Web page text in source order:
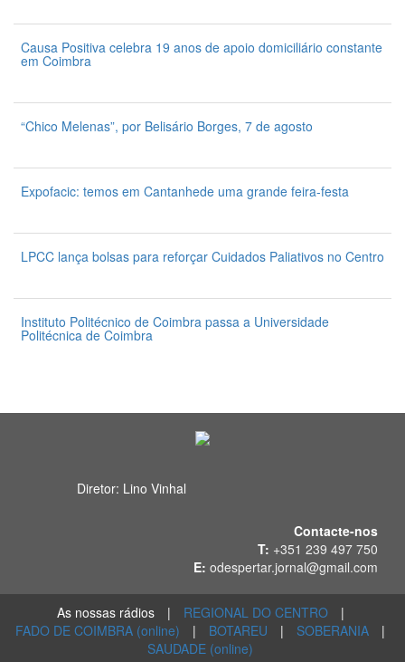
Causa Positiva celebra 19 anos de apoio domiciliário constante
em Coimbra
“Chico Melenas”, por Belisário Borges, 7 de agosto
Expofacic: temos em Cantanhede uma grande feira-festa
LPCC lança bolsas para reforçar Cuidados Paliativos no Centro
Instituto Politécnico de Coimbra passa a Universidade
Politécnica de Coimbra
Diretor: Lino Vinhal
Contacte-nos
T: +351 239 497 750
E: odespertar.jornal@gmail.com
As nossas rádios | REGIONAL DO CENTRO
|
FADO DE COIMBRA (online)
| BOTAREU | SOBERANIA
|
SAUDADE (online)